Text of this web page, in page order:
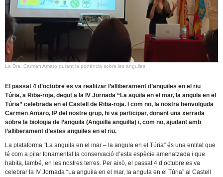
La Dra. Carmen Amaro durant la ponència sobre les anguiles.
El passat 4 d’octubre es va realitzar l’alliberament d’anguiles en el riu
Túria, a Riba-roja, degut a la IV Jornada “La aguila en el mar, la angula en el
Túria” celebrada en el Castell de Riba-roja. I com no, la nostra benvolguda
Carmen Amaro, IP del nostre grup, hi va participar, donant una xerrada
sobre la biologia de l’anguila (Anguilla anguilla) i, com no, ajudant amb
l’alliberament d’estes anguiles en el riu.
La plataforma “La anguila en el mar – la angula en el Túria” és una entitat que
té com a pilar fonamental la conservació d’esta espècie amenatzada i que
habita, també, en les nostres terres. Per això, el passat 4 d’octubre es va
celebrar la IV Jornada “La anguila en el mar, la angula en el Túria” al Castell